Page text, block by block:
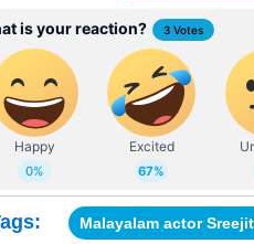
Malayalam actor